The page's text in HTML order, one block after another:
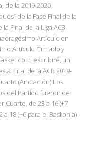
de la 2019-2020
de la Fase Final de la
la Final de la Liga ACB
Artículo en
Artículo Firmado y
escribiré, un
Final de la ACB 2019-
(Anotación) Los
del Partido fueron de
Cuarto, de 23 a 16 (+7
18 (+6 para el Baskonia)